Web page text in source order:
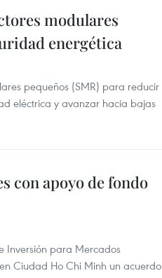
modulares
energética
pequeños (SMR) para reducir
eléctrica y avanzar hacia bajas
con apoyo de fondo
Inversión para Mercados
Ciudad Ho Chi Minh un acuerdo